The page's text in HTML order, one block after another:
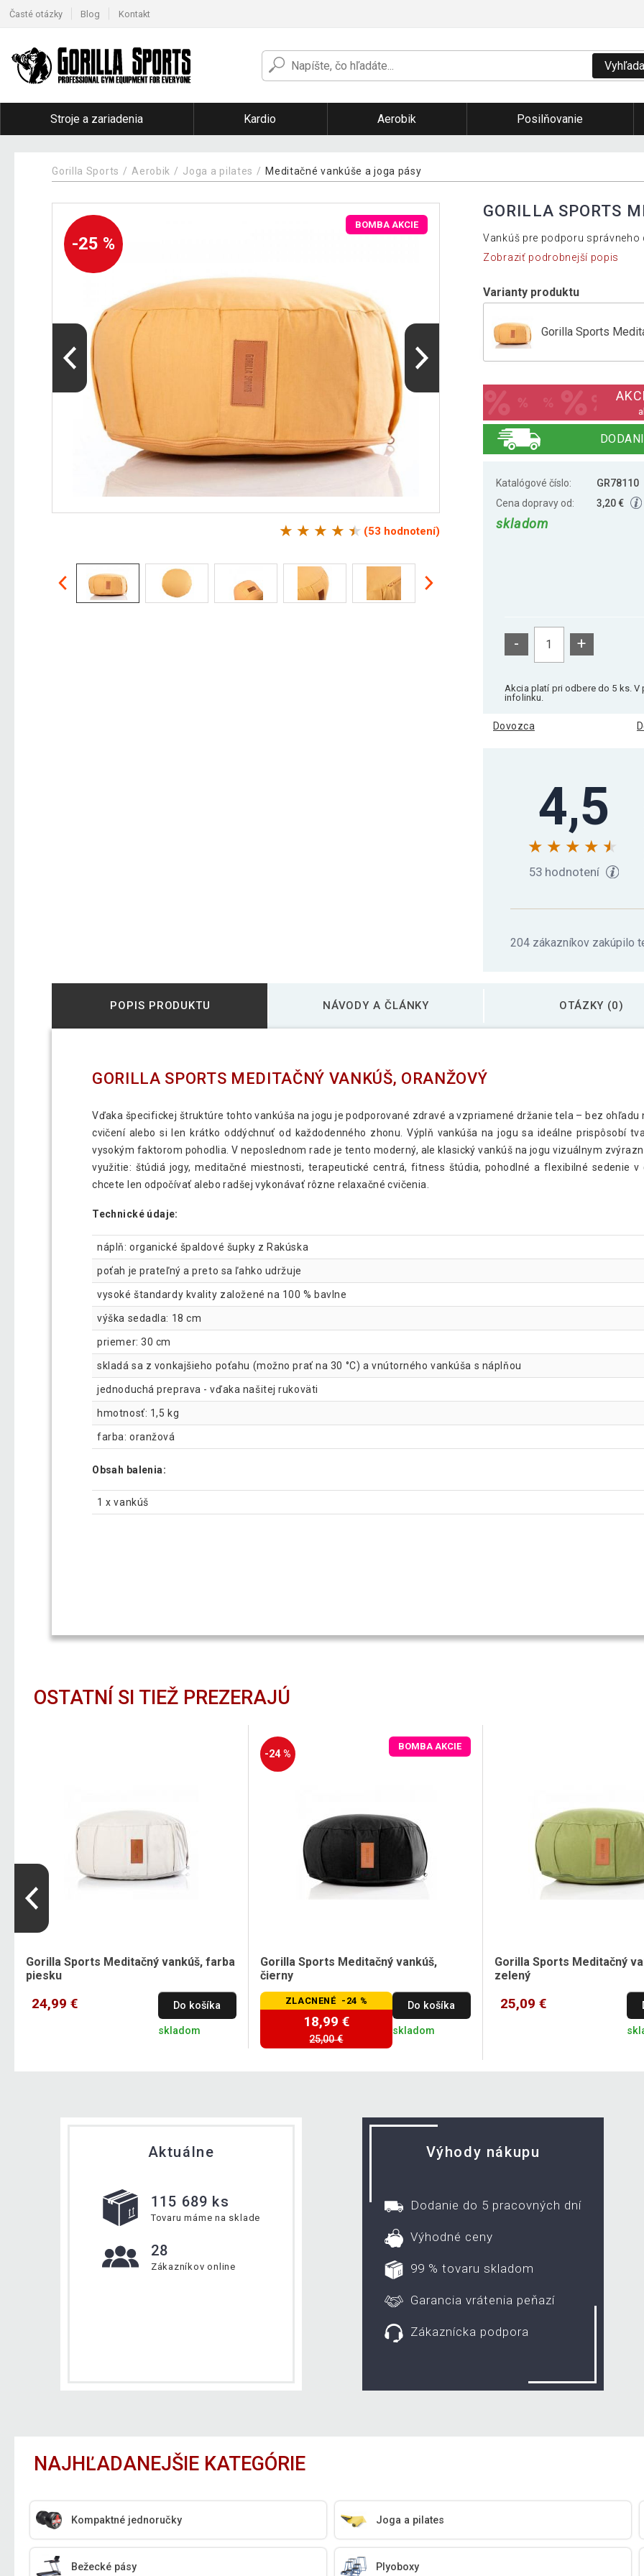
Časté otázky Blog Kontakt
Stroje a zariadenia Kardio Aerobik Posilňovanie
Gorilla Sports Aerobik Joga a pilates Meditačné vankúše a joga pásy
-25 %
BOMBA AKCIE
(53 hodnotení)
GORILLA SPORTS
Vankúš pre podporu správneho
Zobraziť podrobnejší popis
Varianty produktu
Gorilla Sports
Gorilla Sports
Gorilla Sports
Gorilla Sports
Gorilla Sports
Gorilla Sports
Meditačný vankúš
Katalógové číslo:
GR78110
Cena dopravy od:
3,20 €
skladom
- +
Akcia platí pri odbere do 5 ks.
infolinku.
Dovozca
4,5
53 hodnotení
204 zákazníkov zakúpilo
POPIS PRODUKTU NÁVODY A ČLÁNKY OTÁZKY (0)
GORILLA SPORTS MEDITAČNÝ VANKÚŠ, ORANŽOVÝ
Vďaka špecifickej štruktúre tohto vankúša na jogu je podporované zdravé a vzpriamené držanie tela – bez ohľadu
cvičení alebo si len krátko oddýchnuť od každodenného zhonu. Výplň vankúša na jogu sa ideálne prispôsobí
vysokým faktorom pohodlia. V neposlednom rade je tento moderný, ale klasický vankúš na jogu vizuálnym
využitie: štúdiá jogy, meditačné miestnosti, terapeutické centrá, fitness štúdia, pohodlné a flexibilné sedenie
chcete len odpočívať alebo radšej vykonávať rôzne relaxačné cvičenia.
Technické údaje:
náplň: organické špaldové šupky z Rakúska
poťah je prateľný a preto sa ľahko udržuje
vysoké štandardy kvality založené na 100 % bavlne
výška sedadla: 18 cm
priemer: 30 cm
skladá sa z vonkajšieho poťahu (možno prať na 30 °C) a vnútorného vankúša s náplňou
jednoduchá preprava - vďaka našitej rukoväti
hmotnosť: 1,5 kg
farba: oranžová
Obsah balenia:
1 x vankúš
OSTATNÍ SI TIEŽ PREZERAJÚ
Gorilla Sports Meditačný vankúš, farba
piesku
24,99 € Do košíka
skladom
-24 %
BOMBA AKCIE
Gorilla Sports Meditačný vankúš,
čierny
ZLACNENÉ -24 %
18,99 €
25,00 €
Do košíka
skladom
Gorilla Sports Meditačný
zelený
25,09 €
Aktuálne
115 689 ks
Tovaru máme na sklade
28
Zákazníkov online
Výhody nákupu
Dodanie do 5 pracovných dní
Výhodné ceny
99 % tovaru skladom
Garancia vrátenia peňazí
Zákaznícka podpora
NAJHĽADANEJŠIE KATEGÓRIE
Kompaktné jednoručky Joga a pilates
Bežecké pásy Plyoboxy